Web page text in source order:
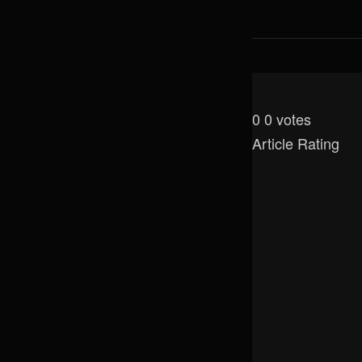
0 0 votes
Article Rating